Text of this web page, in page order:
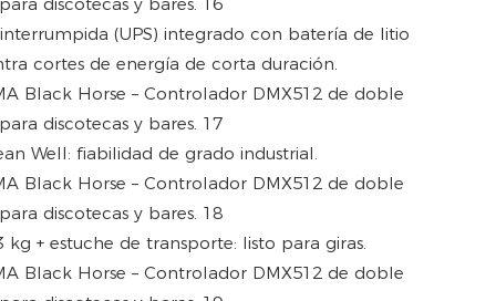
(UPS) integrado con batería de litio
cortes de energía de corta duración.
Well: fiabilidad de grado industrial.
+ estuche de transporte: listo para giras.